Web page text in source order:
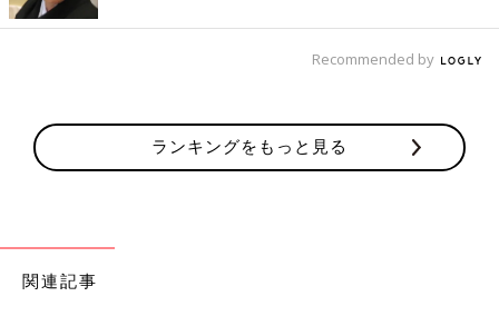
Recommended by
ランキングをもっと見る
関連記事